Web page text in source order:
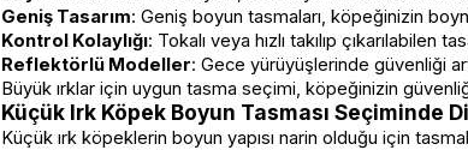
Geniş Tasarım: Geniş boyun tasmaları, köpeğinizin
Kontrol Kolaylığı: Tokalı veya hızlı takılıp çıkarılabilen
Reflektörlü Modeller: Gece yürüyüşlerinde güvenliği
Büyük ırklar için uygun tasma seçimi, köpeğinizin
Küçük Irk Köpek Boyun Tasması Seçiminde
Küçük ırk köpeklerin boyun yapısı narin olduğu için